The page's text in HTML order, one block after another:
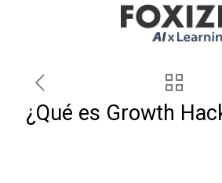
¿Qué es Growth